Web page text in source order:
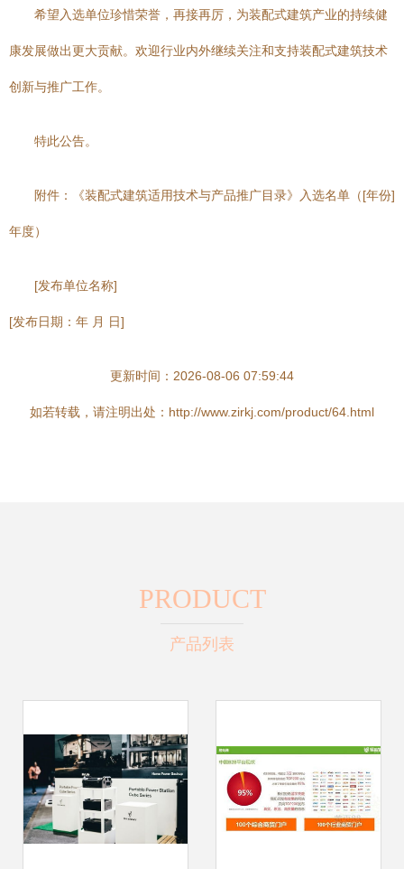
希望入选单位珍惜荣誉，再接再厉，为装配式建筑产业的持续健
康发展做出更大贡献。欢迎行业内外继续关注和支持装配式建筑技术
创新与推广工作。
特此公告。
附件：《装配式建筑适用技术与产品推广目录》入选名单（[年份]
年度）
[发布单位名称]
[发布日期：年 月 日]
更新时间：2026-08-06 07:59:44
如若转载，请注明出处：http://www.zirkj.com/product/64.html
PRODUCT
产品列表